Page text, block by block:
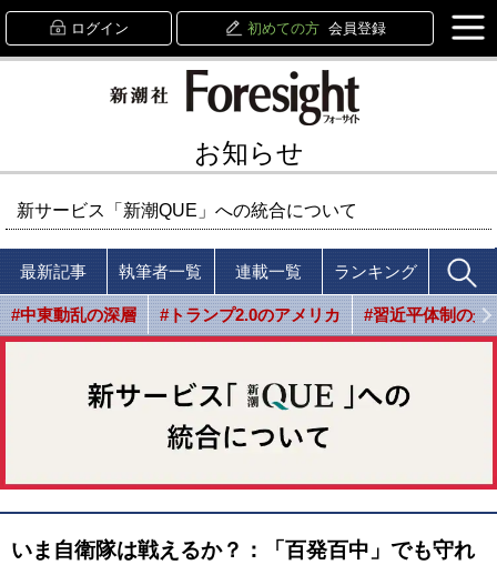
ログイン 初めての方 会員登録
お知らせ
新サービス「新潮QUE」への統合について
最新記事 執筆者一覧 連載一覧 ランキング
#中東動乱の深層 #トランプ2.0のアメリカ #習近平体制の光
いま自衛隊は戦えるか？：「百発百中」でも守れ